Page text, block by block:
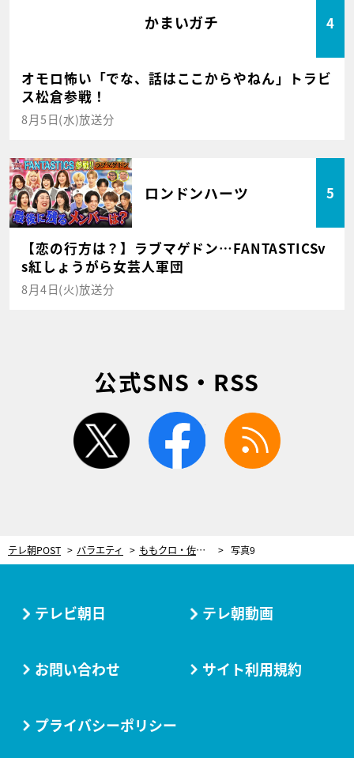
かまいガチ 4
オモロ怖い「でな、話はここからやねん」トラビ
ス松倉参戦！
8月5日(水)放送分
ロンドンハーツ 5
【恋の行方は？】ラブマゲドン…FANTASTICSv
s紅しょうがら女芸人軍団
8月4日(火)放送分
公式SNS・RSS
twitter facebook
テレ朝POST バラエティ ももクロ・佐々木彩夏がラーメンフェスでガマン「こってりばっかり食べてたら、友達いなくなっちゃう」 写真9
テレビ朝日 テレ朝動画
お問い合わせ サイト利用規約
プライバシーポリシー